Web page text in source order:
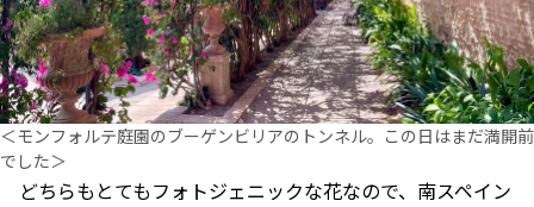
＜モンフォルテ庭園のブーゲンビリアのトンネル。この日はまだ満開前
でした＞
どちらもとてもフォトジェニックな花なので、南スペイン